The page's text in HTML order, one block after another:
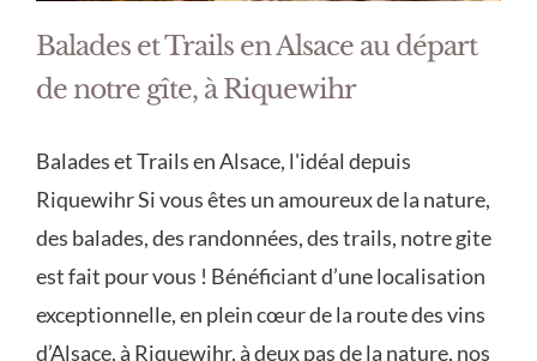
Balades et Trails en Alsace au départ
de notre gîte, à Riquewihr
Balades et Trails en Alsace, l'idéal depuis
Riquewihr Si vous êtes un amoureux de la nature,
des balades, des randonnées, des trails, notre gite
est fait pour vous ! Bénéficiant d’une localisation
exceptionnelle, en plein cœur de la route des vins
d’Alsace, à Riquewihr, à deux pas de la nature, nos